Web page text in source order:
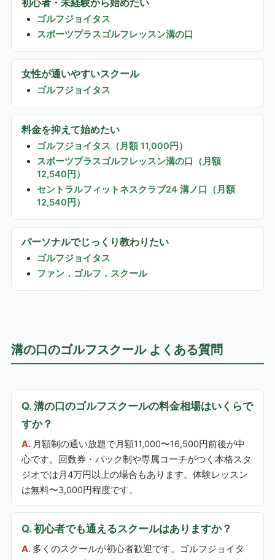
ゴルフジョイタス
スポーツプラスゴルフレッスン溝の口
女性が通いやすいスクール
ゴルフジョイタス
料金を抑えて始めたい
ゴルフジョイタス（月額 11,000円）
スポーツプラスゴルフレッスン溝の口（月額
12,540円）
セントラルフィットネスクラブ24 溝ノ口（月額
12,540円）
パーソナルでじっくり教わりたい
ゴルフジョイタス
ファン．ゴルフ．スクール
溝の口のゴルフスクール よくある質問
溝の口のゴルフスクールの料金相場はいくらで
すか？
月額制の通い放題で月額11,000〜16,500円前後が中
心です。回数券・パック制や専属コーチがつく本格スタ
ジオでは月4万円以上の場合もあります。体験レッスン
は無料〜3,000円程度です。
初心者でも通えるスクールはありますか？
多くのスクールが初心者歓迎です。ゴルフジョイタ